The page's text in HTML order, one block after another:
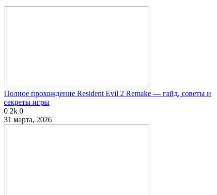
Полное прохождение Resident Evil 2 Remake — гайд, советы и
секреты игры
0 2k 0
31 марта, 2026